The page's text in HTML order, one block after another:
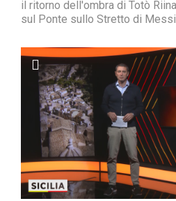
il ritorno dell'ombra di Totò
sul Ponte sullo Stretto di